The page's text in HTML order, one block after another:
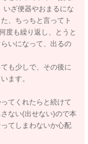
いざ便器やおまるにな
、ちっちと言ってト
度も繰り返し、とうと
いになって、出るの
も少しで、その後に
ます。
てくれたらと続けて
ない(出せない)ので本
てしまわないか心配